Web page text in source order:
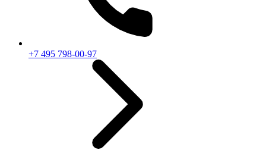
+7 495 798-00-97